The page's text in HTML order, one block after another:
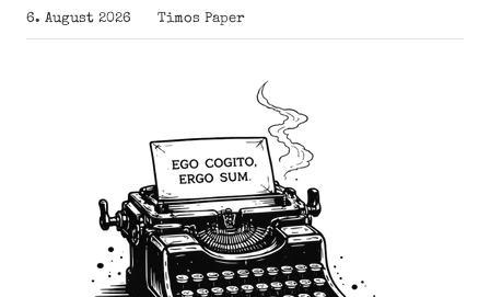
Zum
Inhalt
6. August 2026 Timos Paper